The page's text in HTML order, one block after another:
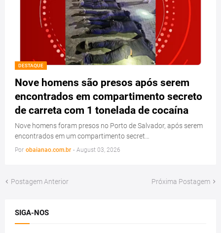
DESTAQUE
Nove homens são presos após serem
encontrados em compartimento secreto
de carreta com 1 tonelada de cocaína
Nove homens foram presos no Porto de Salvador, após serem
encontrados em um compartimento secret…
Por obaianao.com.br - August 03, 2026
Postagem Anterior Próxima Postagem
SIGA-NOS